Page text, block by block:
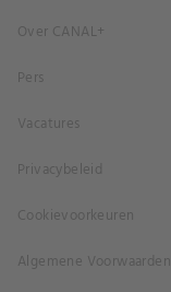
Over CANAL+
Pers
Vacatures
Privacybeleid
Cookievoorkeuren
Algemene Voorwaarden